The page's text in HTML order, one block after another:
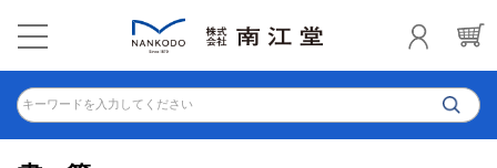
キーワードを入力してください